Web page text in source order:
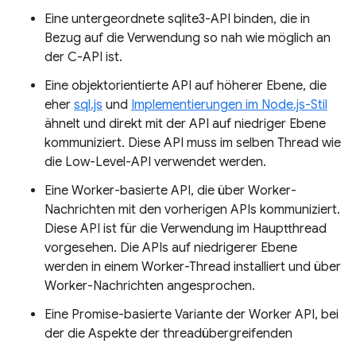
Eine untergeordnete sqlite3-API binden, die in
Bezug auf die Verwendung so nah wie möglich an
der C-API ist.
Eine objektorientierte API auf höherer Ebene, die
eher sql.js und Implementierungen im Node.js-Stil
ähnelt und direkt mit der API auf niedriger Ebene
kommuniziert. Diese API muss im selben Thread wie
die Low-Level-API verwendet werden.
Eine Worker-basierte API, die über Worker-
Nachrichten mit den vorherigen APIs kommuniziert.
Diese API ist für die Verwendung im Hauptthread
vorgesehen. Die APIs auf niedrigerer Ebene
werden in einem Worker-Thread installiert und über
Worker-Nachrichten angesprochen.
Eine Promise-basierte Variante der Worker API, bei
der die Aspekte der threadübergreifenden